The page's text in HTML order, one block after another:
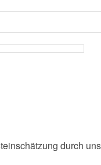
durch